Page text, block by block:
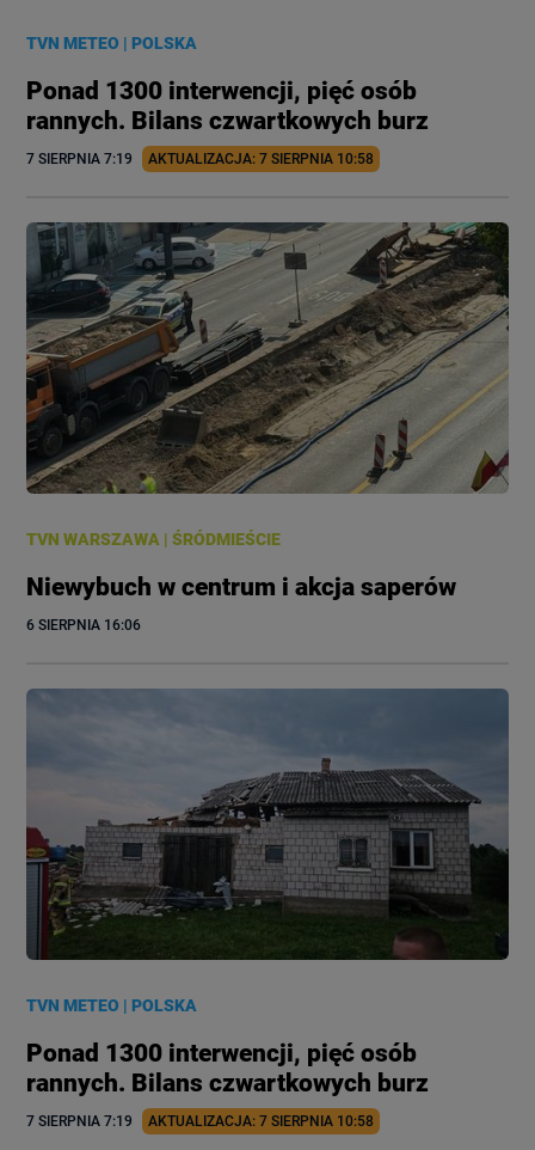
TVN METEO |POLSKA
Ponad 1300 interwencji, pięć osób
rannych. Bilans czwartkowych burz
7 SIERPNIA 7:19 AKTUALIZACJA: 7 SIERPNIA 10:58
TVN WARSZAWA |ŚRÓDMIEŚCIE
Niewybuch w centrum i akcja saperów
6 SIERPNIA 16:06
TVN METEO |POLSKA
Ponad 1300 interwencji, pięć osób
rannych. Bilans czwartkowych burz
7 SIERPNIA 7:19 AKTUALIZACJA: 7 SIERPNIA 10:58